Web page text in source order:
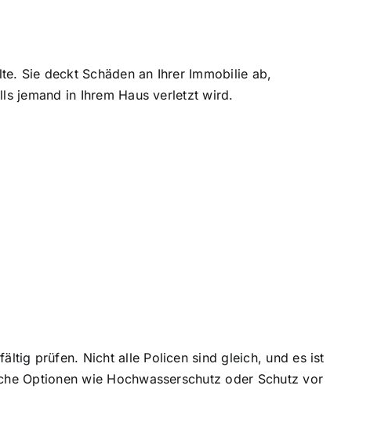
Sie deckt Schäden an Ihrer Immobilie ab,
jemand in Ihrem Haus verletzt wird.
prüfen. Nicht alle Policen sind gleich, und es ist
Optionen wie Hochwasserschutz oder Schutz vor